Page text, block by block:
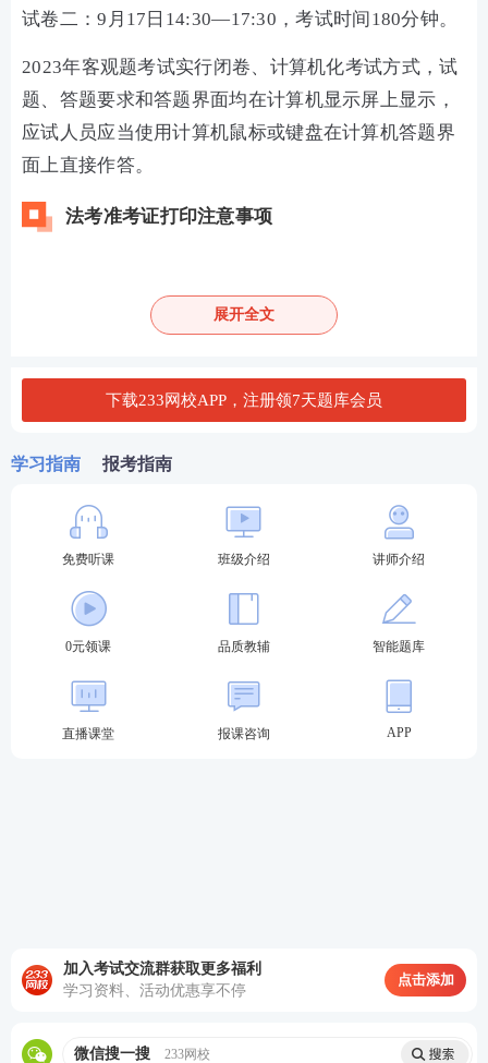
试卷二：9月17日14:30—17:30，考试时间180分钟。
2023年客观题考试实行闭卷、计算机化考试方式，试
题、答题要求和答题界面均在计算机显示屏上显示，
应试人员应当使用计算机鼠标或键盘在计算机答题界
面上直接作答。
法考准考证打印注意事项
2、请点击“在线打印准考证”按钮，系统会弹出新窗
卡中完成打印。
3、请使用标准A4尺寸纸张纵向打印。
4、建议使用浏览器的打印预览功能进行预览，调整合
适的页边距。
5、如打印准考证时无法打印出照片请换谷歌浏览器或
360浏览器（极速模式）。
法考准考证是查询分数和申请成绩核查的重要凭证，
2023年法考客观题考试9月16日、17日进行，233网校
2023年法考
展开全文
下载233网校APP，注册领7天题库会员
学习指南 报考指南
免费听课 班级介绍 讲师介绍
0元领课 品质教辅 智能题库
直播课堂 报课咨询 APP
加入考试交流群获取更多福利
学习资料、活动优惠享不停
点击添加
微信搜一搜 233网校